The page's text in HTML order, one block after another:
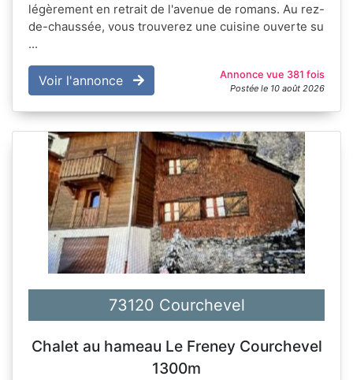
légèrement en retrait de l'avenue de romans. Au rez-
de-chaussée, vous trouverez une cuisine ouverte su
...
Voir l'annonce Annonce vue 381 fois
Postée le 10 août 2026
73120 Courchevel
Chalet au hameau Le Freney Courchevel
1300m